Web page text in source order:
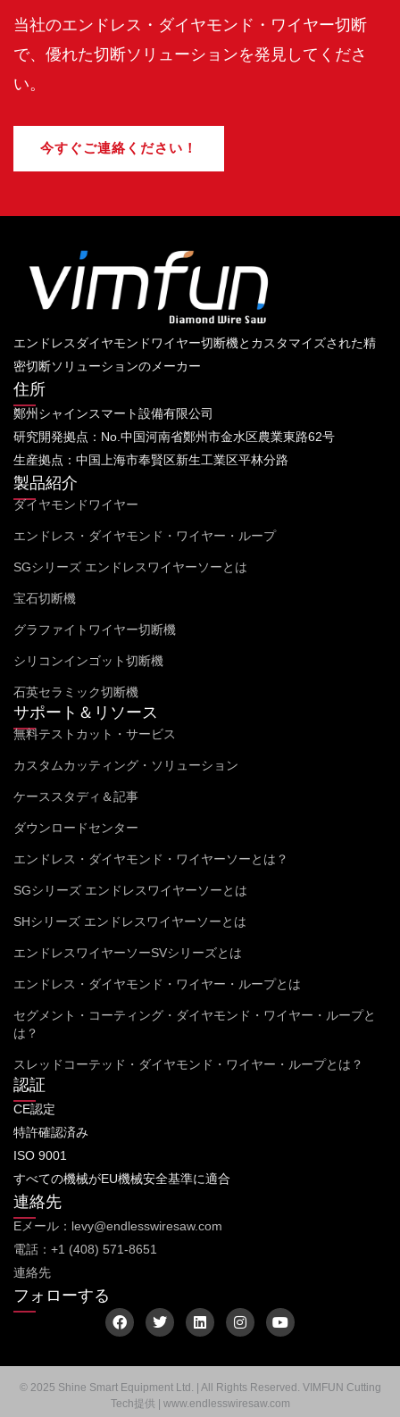
当社のエンドレス・ダイヤモンド・ワイヤー切断
で、優れた切断ソリューションを発見してくださ
い。
今すぐご連絡ください！
エンドレスダイヤモンドワイヤー切断機とカスタマイズされた精
密切断ソリューションのメーカー
住所
鄭州シャインスマート設備有限公司
研究開発拠点：No.中国河南省鄭州市金水区農業東路62号
生産拠点：中国上海市奉賢区新生工業区平林分路
製品紹介
ダイヤモンドワイヤー
エンドレス・ダイヤモンド・ワイヤー・ループ
SGシリーズ エンドレスワイヤーソーとは
宝石切断機
グラファイトワイヤー切断機
シリコンインゴット切断機
石英セラミック切断機
サポート＆リソース
無料テストカット・サービス
カスタムカッティング・ソリューション
ケーススタディ＆記事
ダウンロードセンター
エンドレス・ダイヤモンド・ワイヤーソーとは？
SGシリーズ エンドレスワイヤーソーとは
SHシリーズ エンドレスワイヤーソーとは
エンドレスワイヤーソーSVシリーズとは
エンドレス・ダイヤモンド・ワイヤー・ループとは
セグメント・コーティング・ダイヤモンド・ワイヤー・ループと
は？
スレッドコーテッド・ダイヤモンド・ワイヤー・ループとは？
認証
CE認定
特許確認済み
ISO 9001
すべての機械がEU機械安全基準に適合
連絡先
Eメール：levy@endlesswiresaw.com
電話：+1 (408) 571-8651
連絡先
フォローする
フ
ェ
ブ
ッ
ク
ツ
イ
ー
リ
ン
イ
ン
イ
ン
グ
ラ
ム
Y
o
u
b
e
© 2025 Shine Smart Equipment Ltd. | All Rights Reserved. VIMFUN Cutting
Tech提供 | www.endlesswiresaw.com